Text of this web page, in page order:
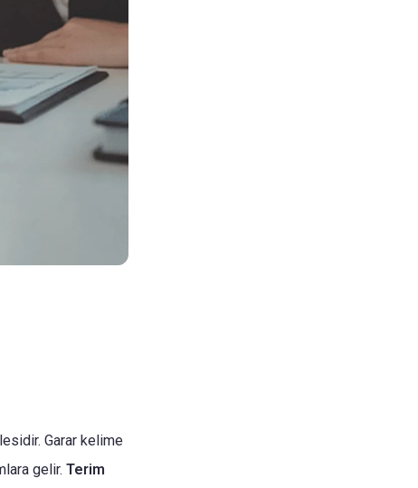
Garar kelime
gelir.Terim